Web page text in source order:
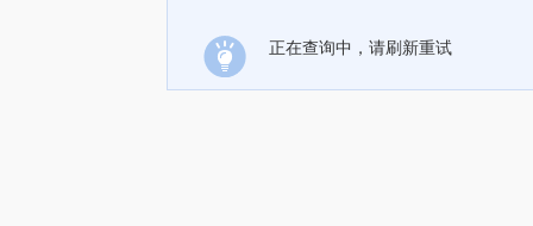
正在查询中，请刷新重试